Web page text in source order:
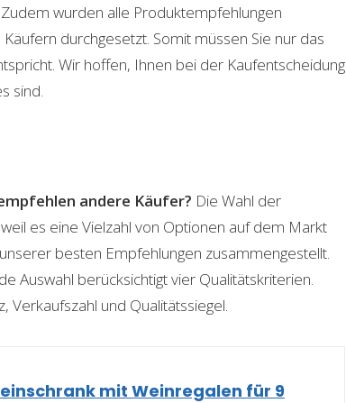
wurden alle Produktempfehlungen
durchgesetzt. Somit müssen Sie nur das
Wir hoffen, Ihnen bei der Kaufentscheidung
sind.
andere Käufer? Die Wahl der
es eine Vielzahl von Optionen auf dem Markt
besten Empfehlungen zusammengestellt.
Auswahl berücksichtigt vier Qualitätskriterien.
Verkaufszahl und Qualitätssiegel.
mit Weinregalen für 9